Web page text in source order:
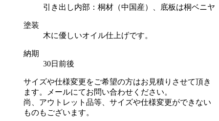
引き出し内部：桐材（中国産）、底板は桐ベニヤ
塗装
木に優しいオイル仕上げです。
納期
30日前後
サイズや仕様変更をご希望の方はお見積りさせて頂き
ます。メールにてお問い合わせください。
尚、アウトレット品等、サイズや仕様変更ができない
ものもございます。